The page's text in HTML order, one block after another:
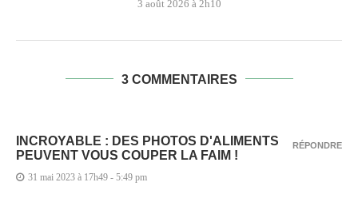
3 août 2026 à 2h10
3 COMMENTAIRES
INCROYABLE : DES PHOTOS D'ALIMENTS
PEUVENT VOUS COUPER LA FAIM !
31 mai 2023 à 17h49 - 5:49 pm
RÉPONDRE